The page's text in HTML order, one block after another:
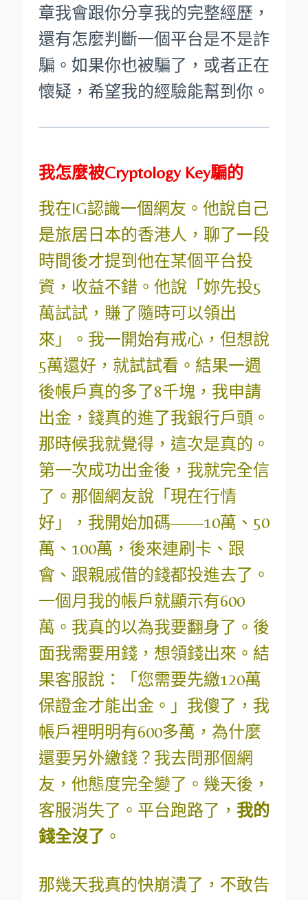
章我會跟你分享我的完整經歷，
還有怎麼判斷一個平台是不是詐
騙。如果你也被騙了，或者正在
懷疑，希望我的經驗能幫到你。
我怎麼被Cryptology Key騙的
我在IG認識一個網友。他說自己
是旅居日本的香港人，聊了一段
時間後才提到他在某個平台投
資，收益不錯。他說「妳先投5
萬試試，賺了隨時可以領出
來」。我一開始有戒心，但想說
5萬還好，就試試看。結果一週
後帳戶真的多了8千塊，我申請
出金，錢真的進了我銀行戶頭。
那時候我就覺得，這次是真的。
第一次成功出金後，我就完全信
了。那個網友說「現在行情
好」，我開始加碼——10萬、50
萬、100萬，後來連刷卡、跟
會、跟親戚借的錢都投進去了。
一個月我的帳戶就顯示有600
萬。我真的以為我要翻身了。後
面我需要用錢，想領錢出來。結
果客服說：「您需要先繳120萬
保證金才能出金。」我傻了，我
帳戶裡明明有600多萬，為什麼
還要另外繳錢？我去問那個網
友，他態度完全變了。幾天後，
客服消失了。平台跑路了， 我的
錢全沒了 。
那幾天我真的快崩潰了，不敢告